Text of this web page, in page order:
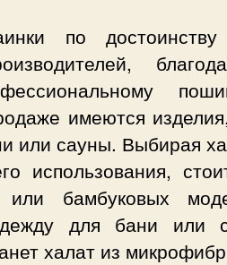
по
имеются
или сауны. Выбирая
использования,
или бамбуковых
для бани или
халат из